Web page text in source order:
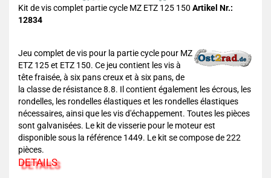
Kit de vis complet partie cycle MZ ETZ 125 150 Artikel Nr.:
12834
Jeu complet de vis pour la partie cycle pour MZ
ETZ 125 et ETZ 150. Ce jeu contient les vis à
tête fraisée, à six pans creux et à six pans, de
la classe de résistance 8.8. Il contient également les écrous, les
rondelles, les rondelles élastiques et les rondelles élastiques
nécessaires, ainsi que les vis d'échappement. Toutes les pièces
sont galvanisées. Le kit de visserie pour le moteur est
disponible sous la référence 1449. Le kit se compose de 222
pièces.
DETAILS